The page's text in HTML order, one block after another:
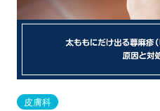
皮膚科